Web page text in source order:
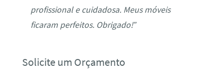
profissional e cuidadosa. Meus móveis
ficaram perfeitos. Obrigado!”
Solicite um Orçamento